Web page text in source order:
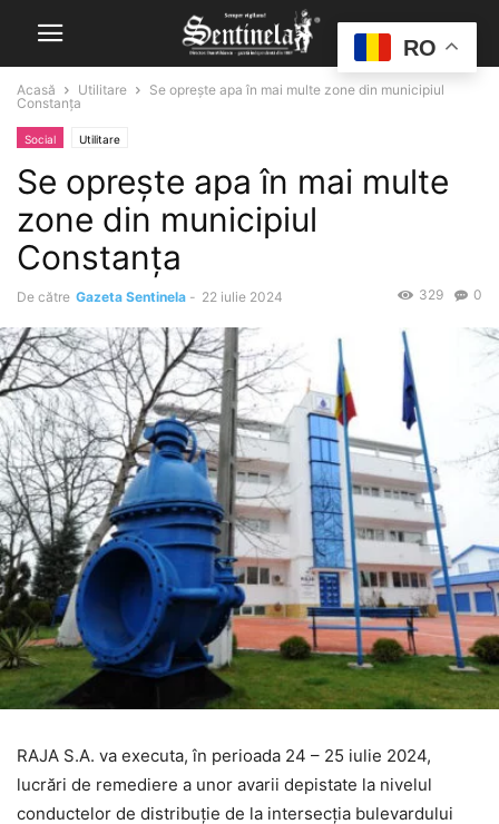
Acasă Utilitare
Se oprește apa în mai multe zone din municipiul
Constanța
Social Utilitare
Se oprește apa în mai multe
zone din municipiul
Constanța
De către Gazeta Sentinela - 22 iulie 2024 0
329
RAJA S.A. va executa, în perioada 24 – 25 iulie 2024,
lucrări de remediere a unor avarii depistate la nivelul
conductelor de distribuție de la intersecția bulevardului
RO